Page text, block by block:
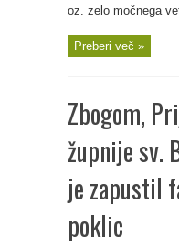
oz. zelo močnega
Preberi več »
Zbogom,
župnije sv.
je zapustil
poklic